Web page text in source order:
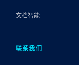
文档智能
联系我们